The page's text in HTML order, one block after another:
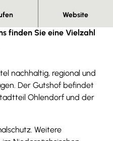
Website
landwirtschaftlichen
finden Sie eine Vielzahl
nachhaltig, regional und
Der Gutshof befindet
Ohlendorf und der
Weitere